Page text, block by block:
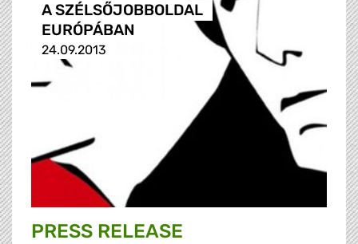
A SZÉLSŐJOBBOLDAL
EURÓPÁBAN
24.09.2013
PRESS RELEASE